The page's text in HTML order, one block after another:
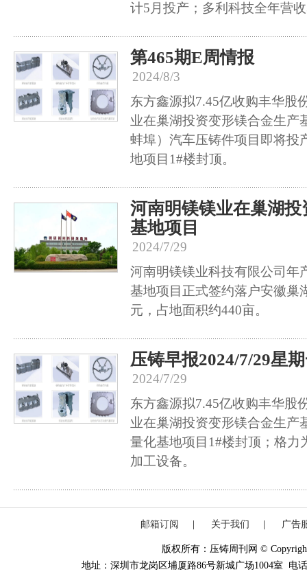
计5月投产；多利科技全年营
第465期E周情报
2024/8/3
东方鑫源拟7.45亿收购丰华股
业在巢湖投资变形镁合金生产
蚌埠）汽车压铸件项目即将投
地项目1#楼封顶。
河南明镁镁业在巢湖
基地项目
2024/7/29
河南明镁镁业科技有限公司年
基地项目正式签约落户安徽巢
元，占地面积约440亩。
压铸早报2024/7/29星
2024/7/29
东方鑫源拟7.45亿收购丰华股
业在巢湖投资变形镁合金生产
量化基地项目1#楼封顶；格力
加工设备。
邮箱订阅 关于我们 广告
版权所有：压铸周刊网 ©
地址：深圳市龙岗区埔厦路86号新城广场1004室 电